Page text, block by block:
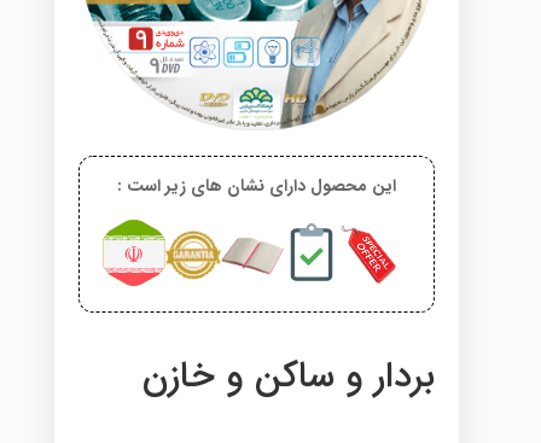
این محصول دارای نشان های زیر است :
بردار و ساکن و خازن